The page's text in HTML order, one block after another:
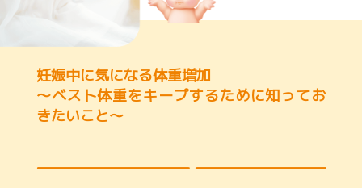
妊娠中に気になる体重増加
～ベスト体重をキープするために知ってお
きたいこと～